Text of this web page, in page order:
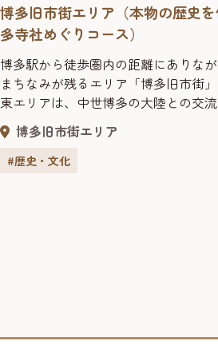
博多旧市街エリア（本物の歴史
多寺社めぐりコース）
博多駅から徒歩圏内の距離にありな
まちなみが残るエリア「博多旧市街
東エリアは、中世博多の大陸との交
史ある寺社・仏閣が点在しています。
頭、お茶など様々な文化の発祥の地と
本最大級の大きさを誇る大仏など見ど
博多旧市街エリア
#歴史・文化